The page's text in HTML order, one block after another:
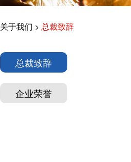
关于我们 > 总裁致辞
总裁致辞
企业荣誉